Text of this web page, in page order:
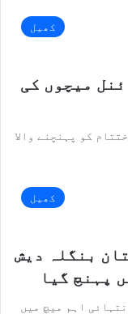
کھیل
میچوں کی
ورلڈکپ 2024 اپنے اختتام کو پہنچنے والا
کھیل
بنگلہ دیش
پہنچ گیا
کے انتہائی اہم میچ میں